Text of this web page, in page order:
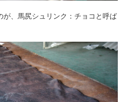
が、馬尻シュリンク：チョコと呼ば